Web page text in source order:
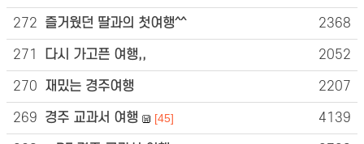
272 즐거웠던 딸과의 첫여행^^ 2368
271 다시 가고픈 여행,, 2052
270 재밌는 경주여행 2207
269 경주 교과서 여행 [45] 4139